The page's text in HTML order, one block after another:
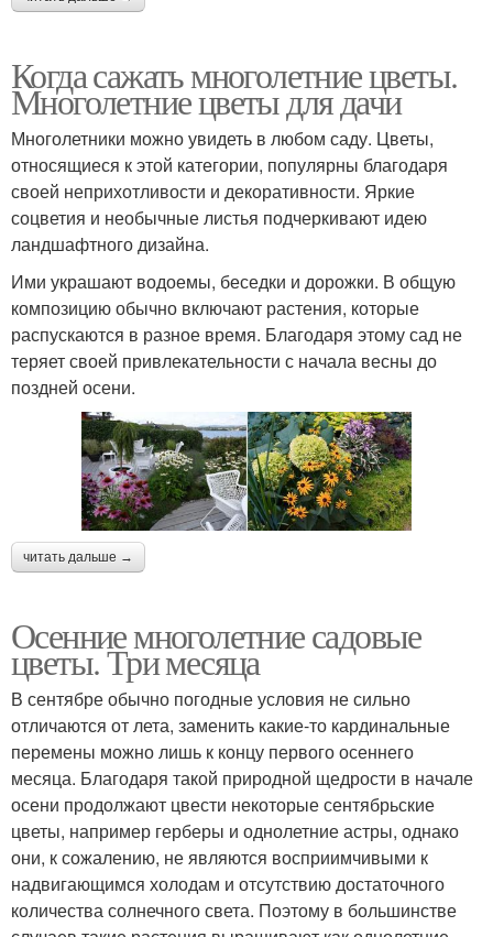
Когда сажать многолетние цветы.
Многолетние цветы для дачи
Многолетники можно увидеть в любом саду. Цветы,
относящиеся к этой категории, популярны благодаря
своей неприхотливости и декоративности. Яркие
соцветия и необычные листья подчеркивают идею
ландшафтного дизайна.
Ими украшают водоемы, беседки и дорожки. В общую
композицию обычно включают растения, которые
распускаются в разное время. Благодаря этому сад не
теряет своей привлекательности с начала весны до
поздней осени.
читать дальше →
Осенние многолетние садовые
цветы. Три месяца
В сентябре обычно погодные условия не сильно
отличаются от лета, заменить какие-то кардинальные
перемены можно лишь к концу первого осеннего
месяца. Благодаря такой природной щедрости в начале
осени продолжают цвести некоторые сентябрьские
цветы, например герберы и однолетние астры, однако
они, к сожалению, не являются восприимчивыми к
надвигающимся холодам и отсутствию достаточного
количества солнечного света. Поэтому в большинстве